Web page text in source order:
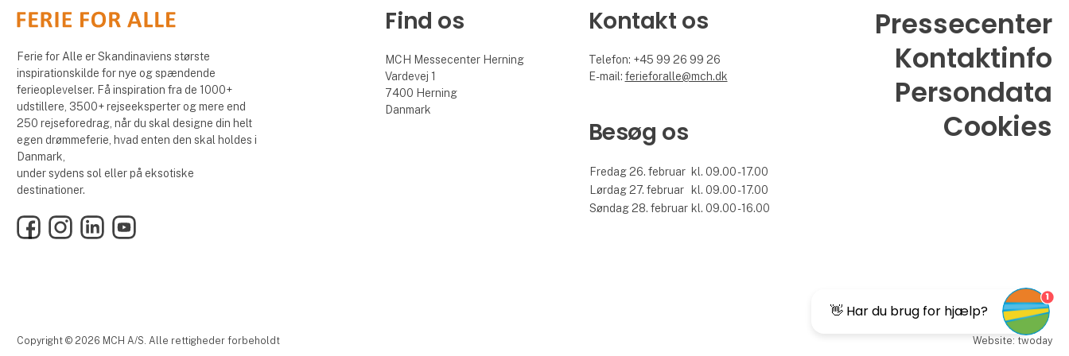
Ferie for Alle er Skandinaviens største
inspirationskilde for nye og spændende
ferieoplevelser. Få inspiration fra de 1000+
udstillere, 3500+ rejseeksperter og mere end
250 rejseforedrag, når du skal designe din helt
egen drømmeferie, hvad enten den skal holdes i
Danmark,
under sydens sol eller på eksotiske
destinationer.
FacebookInstagramLinkedInYouTube
Find os
MCH Messecenter Herning
Vardevej 1
7400 Herning
Danmark
Kontakt os
Telefon: +45 99 26 99 26
E-mail: ferieforalle@mch.dk
Besøg os
Fredag 26. februar kl. 09.00 - 17.00
Lørdag 27. februar kl. 09.00 - 17.00
Søndag 28. februar kl. 09.00 - 16.00
Pressecenter
Kontaktinfo
Persondata
Cookies
Copyright © 2026 MCH A/S. Alle rettigheder forbeholdt Website: twoday
👋 Har du brug for hjælp?
1